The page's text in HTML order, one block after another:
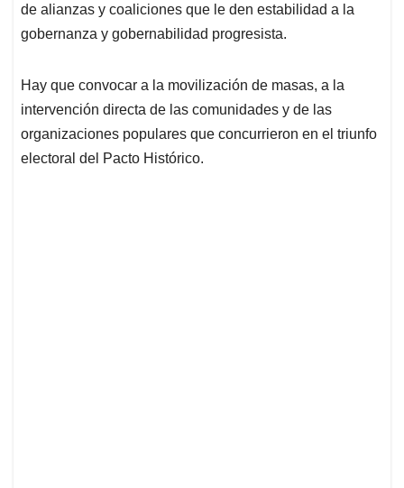
de alianzas y coaliciones que le den estabilidad a la
gobernanza y gobernabilidad progresista.
Hay que convocar a la movilización de masas, a la
intervención directa de las comunidades y de las
organizaciones populares que concurrieron en el triunfo
electoral del Pacto Histórico.